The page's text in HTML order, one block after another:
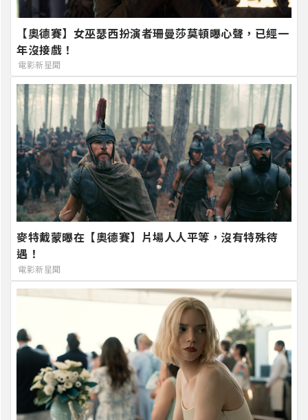
【奧德賽】女巫瑟西扮演者珊曼莎莫頓曝心聲，已經一
年沒接戲！
電影新星聞
麥特戴蒙曝在【奧德賽】片場人人平等，沒有特殊待
遇！
電影新星聞